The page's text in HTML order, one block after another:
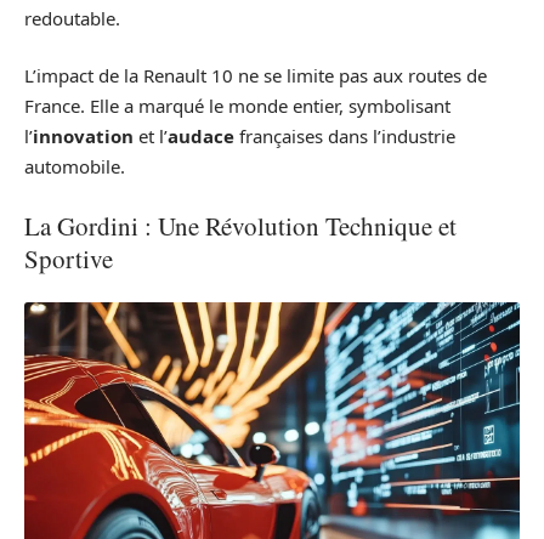
redoutable.
L’impact de la Renault 10 ne se limite pas aux routes de
France. Elle a marqué le monde entier, symbolisant
l’innovation et l’audace françaises dans l’industrie
automobile.
La Gordini : Une Révolution Technique et
Sportive